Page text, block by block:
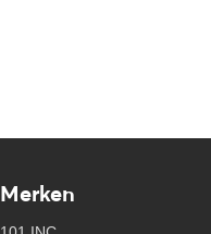
Merken